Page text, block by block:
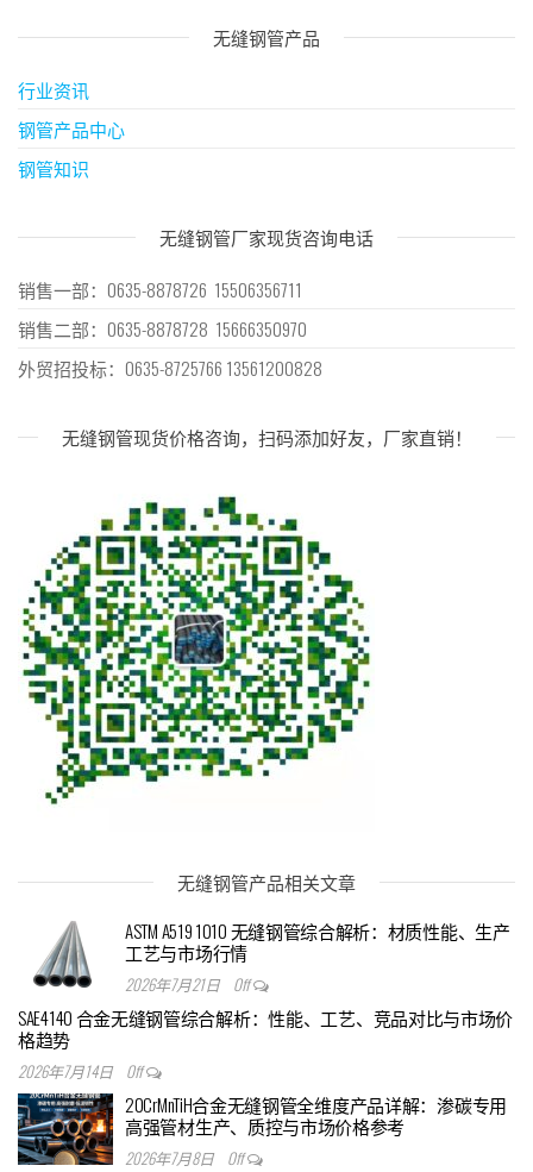
无缝钢管产品
行业资讯
钢管产品中心
钢管知识
无缝钢管厂家现货咨询电话
销售一部：0635-8878726 15506356711
销售二部：0635-8878728 15666350970
外贸招投标：0635-8725766 13561200828
无缝钢管现货价格咨询，扫码添加好友，厂家直销！
无缝钢管产品相关文章
ASTM A519 1010 无缝钢管综合解析：材质性能、生产
工艺与市场行情
2026年7月21日 Off
SAE4140 合金无缝钢管综合解析：性能、工艺、竞品对比与市场价
格趋势
2026年7月14日 Off
20CrMnTiH合金无缝钢管全维度产品详解：渗碳专用
高强管材生产、质控与市场价格参考
2026年7月8日 Off